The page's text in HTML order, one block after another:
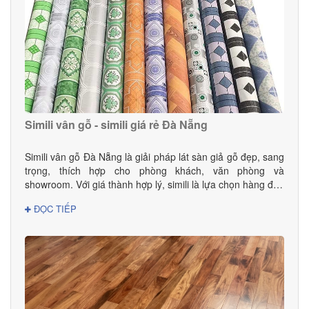
Simili vân gỗ - simili giá rẻ Đà Nẵng
Simili vân gỗ Đà Nẵng là giải pháp lát sàn giả gỗ đẹp, sang
trọng, thích hợp cho phòng khách, văn phòng và
showroom. Với giá thành hợp lý, simili là lựa chọn hàng đầu
ĐỌC TIẾP